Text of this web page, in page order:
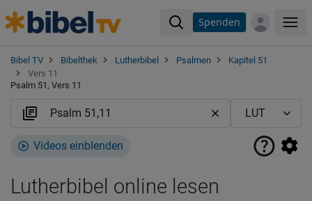
Spenden
Bibel TV Bibelthek Lutherbibel Psalmen
Kapitel 51
Vers 11
Psalm 51, Vers 11
Videos einblenden
Lutherbibel online lesen